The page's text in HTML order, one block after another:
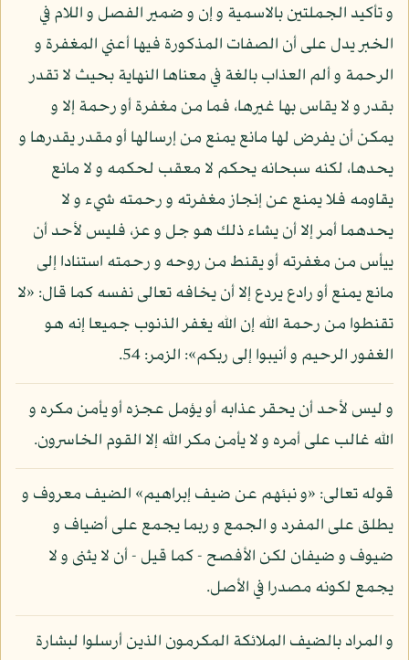
و تأكيد الجملتين بالاسمية و إن و ضمير الفصل و اللام في
الخبر يدل على أن الصفات المذكورة فيها أعني المغفرة و
الرحمة و ألم العذاب بالغة في معناها النهاية بحيث لا تقدر
بقدر و لا يقاس بها غيرها، فما من مغفرة أو رحمة إلا و
يمكن أن يفرض لها مانع يمنع من إرسالها أو مقدر يقدرها و
يحدها، لكنه سبحانه يحكم لا معقب لحكمه و لا مانع
يقاومه فلا يمنع عن إنجاز مغفرته و رحمته شيء و لا
يحدهما أمر إلا أن يشاء ذلك هو جل و عز، فليس لأحد أن
ييأس من مغفرته أو يقنط من روحه و رحمته استنادا إلى
مانع يمنع أو رادع يردع إلا أن يخافه تعالى نفسه كما قال: «لا
تقنطوا من رحمة الله إن الله يغفر الذنوب جميعا إنه هو
الغفور الرحيم و أنيبوا إلى ربكم»: الزمر: 54.
و ليس لأحد أن يحقر عذابه أو يؤمل عجزه أو يأمن مكره و
الله غالب على أمره و لا يأمن مكر الله إلا القوم الخاسرون.
قوله تعالى: «و نبئهم عن ضيف إبراهيم» الضيف معروف و
يطلق على المفرد و الجمع و ربما يجمع على أضياف و
ضيوف و ضيفان لكن الأفصح - كما قيل - أن لا يثنى و لا
يجمع لكونه مصدرا في الأصل.
و المراد بالضيف الملائكة المكرمون الذين أرسلوا لبشارة